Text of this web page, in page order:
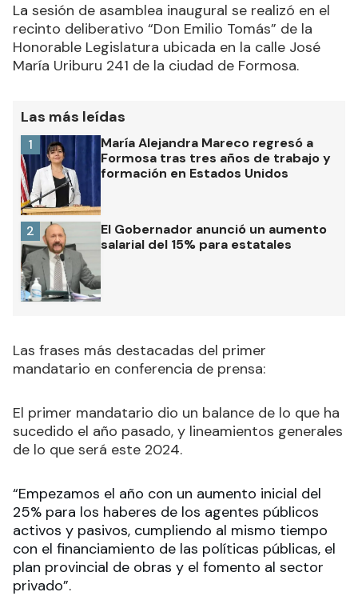
La sesión de asamblea inaugural se realizó en el
recinto deliberativo “Don Emilio Tomás” de la
Honorable Legislatura ubicada en la calle José
María Uriburu 241 de la ciudad de Formosa.
Las más leídas
María Alejandra Mareco regresó a
Formosa tras tres años de trabajo y
formación en Estados Unidos
1
El Gobernador anunció un aumento
salarial del 15% para estatales
2
Las frases más destacadas del primer
mandatario en conferencia de prensa:
El primer mandatario dio un balance de lo que ha
sucedido el año pasado, y lineamientos generales
de lo que será este 2024.
“Empezamos el año con un aumento inicial del
25% para los haberes de los agentes públicos
activos y pasivos, cumpliendo al mismo tiempo
con el financiamiento de las políticas públicas, el
plan provincial de obras y el fomento al sector
privado”.